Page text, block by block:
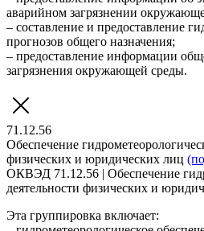
аварийном загрязнении
– составление и предоставление
прогнозов общего назначения;
– предоставление информации
загрязнения окружающей среды.
71.12.56
Обеспечение
физических и юридических лиц
ОКВЭД 71.12.56 | Обеспечение
деятельности физических и
Эта группировка включает: